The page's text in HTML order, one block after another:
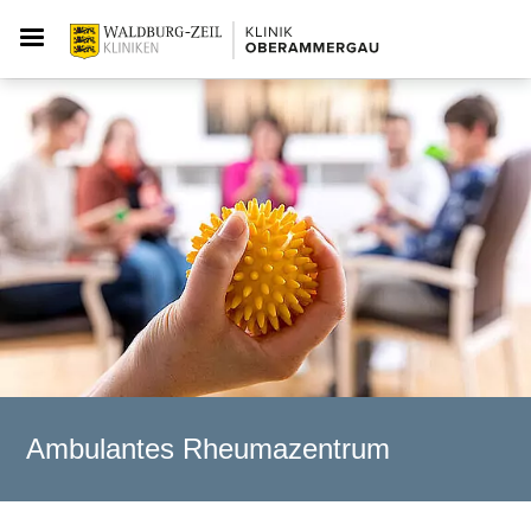
Ambulantes Rheumazentrum